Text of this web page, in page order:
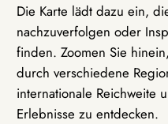
Die Karte lädt dazu ein,
nachzuverfolgen oder
finden. Zoomen Sie
durch verschiedene
internationale Reichweite
Erlebnisse zu entdecken.